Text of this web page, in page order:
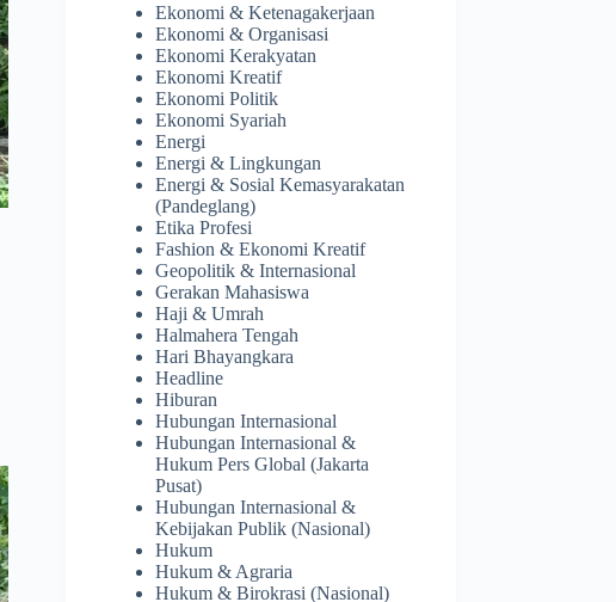
Ekonomi & Ketenagakerjaan
Ekonomi & Organisasi
Ekonomi Kerakyatan
Ekonomi Kreatif
Ekonomi Politik
Ekonomi Syariah
Energi
Energi & Lingkungan
Energi & Sosial Kemasyarakatan
(Pandeglang)
Etika Profesi
Fashion & Ekonomi Kreatif
Geopolitik & Internasional
Gerakan Mahasiswa
Haji & Umrah
Halmahera Tengah
Hari Bhayangkara
Headline
Hiburan
Hubungan Internasional
Hubungan Internasional &
Hukum Pers Global (Jakarta
Pusat)
Hubungan Internasional &
Kebijakan Publik (Nasional)
Hukum
Hukum & Agraria
Hukum & Birokrasi (Nasional)